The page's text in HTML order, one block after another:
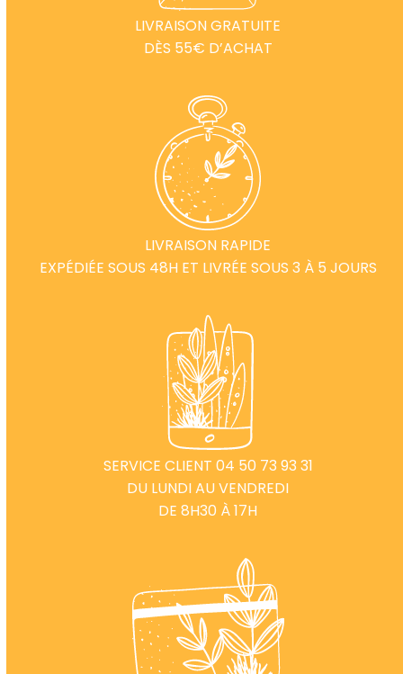
LIVRAISON GRATUITE
DÈS 55€ D’ACHAT
LIVRAISON RAPIDE
EXPÉDIÉE SOUS 48H ET LIVRÉE SOUS 3 À 5 JOURS
SERVICE CLIENT 04 50 73 93 31
DU LUNDI AU VENDREDI
DE 8H30 À 17H